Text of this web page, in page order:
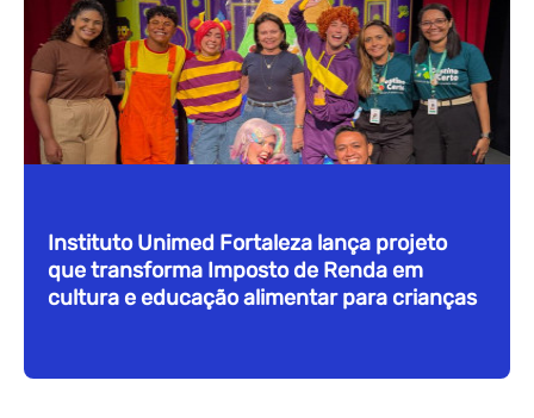
Instituto Unimed Fortaleza lança projeto
que transforma Imposto de Renda em
cultura e educação alimentar para crianças